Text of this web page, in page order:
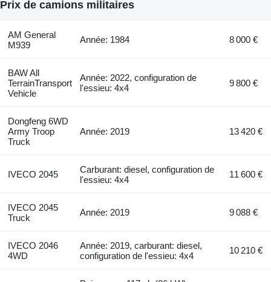
Prix de camions militaires
AM General
M939
Année: 1984 8 000 €
BAW All
TerrainTransport
Vehicle
Année: 2022, configuration de
l'essieu: 4x4
9 800 €
Dongfeng 6WD
Army Troop
Truck
Année: 2019 13 420 €
IVECO 2045
Carburant: diesel, configuration de
l'essieu: 4x4
11 600 €
IVECO 2045
Truck
Année: 2019 9 088 €
IVECO 2046
4WD
Année: 2019, carburant: diesel,
configuration de l'essieu: 4x4
10 210 €